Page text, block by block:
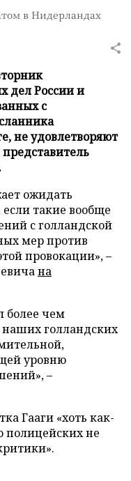
в Нидерландах
дел России и
с
не удовлетворяют
ожидать
такие вообще
с голландской
мер против
провокации», –
на
более чем
голландских
уровню
–
Гааги «хоть как-
полицейских не